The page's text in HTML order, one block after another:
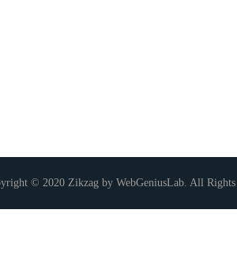
© 2020 Zikzag by WebGeniusLab. All Rights